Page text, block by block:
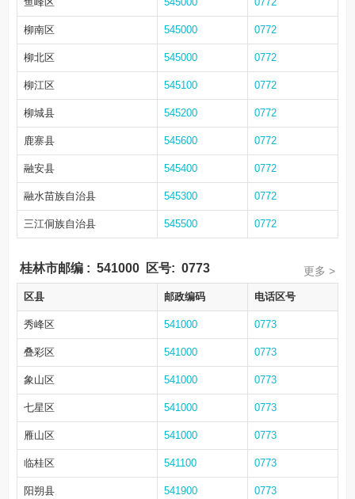
柳南区 545000 0772
柳北区 545000 0772
柳江区 545100 0772
柳城县 545200 0772
鹿寨县 545600 0772
融安县 545400 0772
融水苗族自治县 545300 0772
三江侗族自治县 545500 0772
桂林市邮编 : 541000 区号: 0773 更多 >
区县 邮政编码 电话区号
秀峰区 541000 0773
叠彩区 541000 0773
象山区 541000 0773
七星区 541000 0773
雁山区 541000 0773
临桂区 541100 0773
阳朔县 541900 0773